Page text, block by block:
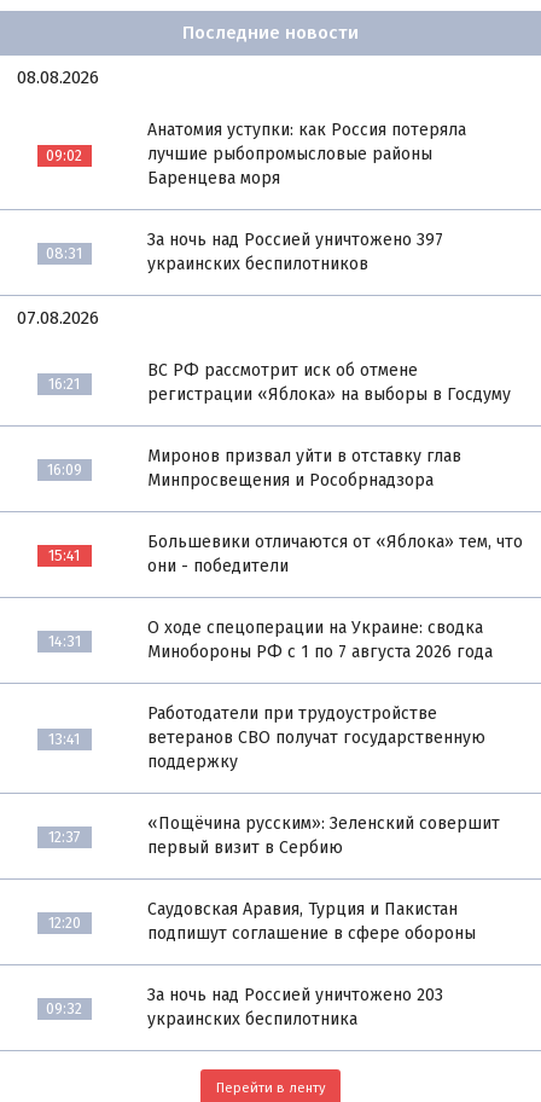
Последние новости
08.08.2026
09:02
Анатомия уступки: как Россия потеряла
лучшие рыбопромысловые районы
Баренцева моря
08:31
За ночь над Россией уничтожено 397
украинских беспилотников
07.08.2026
16:21
ВС РФ рассмотрит иск об отмене
регистрации «Яблока» на выборы в Госдуму
16:09
Миронов призвал уйти в отставку глав
Минпросвещения и Рособрнадзора
15:41
Большевики отличаются от «Яблока» тем, что
они - победители
14:31
О ходе спецоперации на Украине: сводка
Минобороны РФ с 1 по 7 августа 2026 года
13:41
Работодатели при трудоустройстве
ветеранов СВО получат государственную
поддержку
12:37
«Пощёчина русским»: Зеленский совершит
первый визит в Сербию
12:20
Саудовская Аравия, Турция и Пакистан
подпишут соглашение в сфере обороны
09:32
За ночь над Россией уничтожено 203
украинских беспилотника
Перейти в ленту